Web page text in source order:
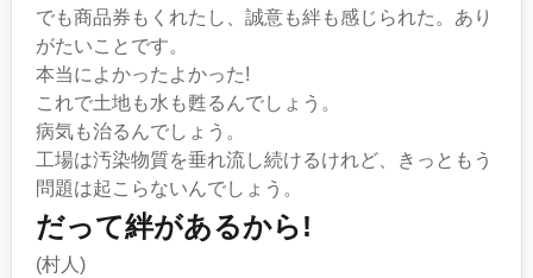
でも商品券もくれたし、誠意も絆も感じられた。あり
がたいことです。
本当によかったよかった!
これで土地も水も甦るんでしょう。
病気も治るんでしょう。
工場は汚染物質を垂れ流し続けるけれど、きっともう
問題は起こらないんでしょう。
だって絆があるから!
(村人)